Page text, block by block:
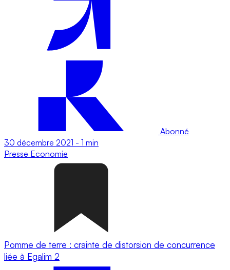
Abonné
30 décembre 2021 - 1 min
Presse Economie
Pomme de terre : crainte de distorsion de concurrence
liée à Egalim 2